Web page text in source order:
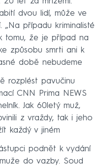
dvou lidí, může ve
případu kriminalisté
tomu, že je případ na
způsobu smrti ani k
době nebudeme
rozplést pavučinu
CNN Prima NEWS
Jak 60letý muž,
z vraždy, tak i jeho
každý v jiném
podnět k vydání
do vazby. Soud